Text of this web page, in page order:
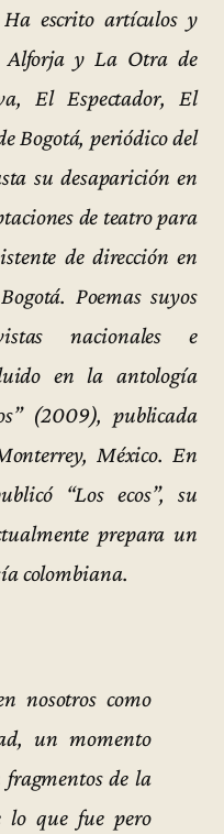
escrito artículos y
Alforja y La Otra de
El Espectador, El
Bogotá, periódico del
su desaparición en
de teatro para
de dirección en
Poemas suyos
nacionales e
en la antología
(2009), publicada
México. En
“Los ecos”, su
prepara un
colombiana.
nosotros como
un momento
de la
lo que fue pero